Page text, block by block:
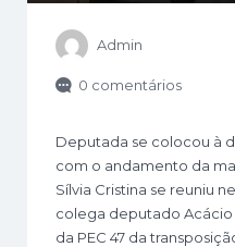
Admin
0 comentários
Deputada se colocou à
com o andamento da
Sílvia Cristina se reuniu
colega deputado Acácio
da PEC 47 da